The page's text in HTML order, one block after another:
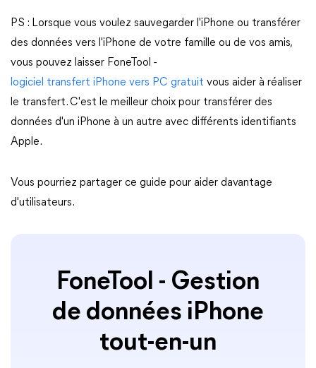
PS : Lorsque vous voulez sauvegarder l'iPhone ou transférer
des données vers l'iPhone de votre famille ou de vos amis,
vous pouvez laisser FoneTool -
logiciel transfert iPhone vers PC gratuit vous aider à réaliser
le transfert. C'est le meilleur choix pour transférer des
données d'un iPhone à un autre avec différents identifiants
Apple.
Vous pourriez partager ce guide pour aider davantage
d'utilisateurs.
FoneTool - Gestion
de données iPhone
tout-en-un